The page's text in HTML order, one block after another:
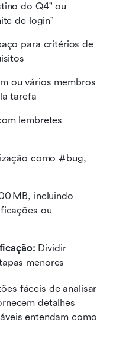
do Q4" ou
de login"
para critérios de
ou vários membros
tarefa
lembretes
como #bug,
MB, incluindo
ou
Dividir
menores
fáceis de analisar
detalhes
entendam como